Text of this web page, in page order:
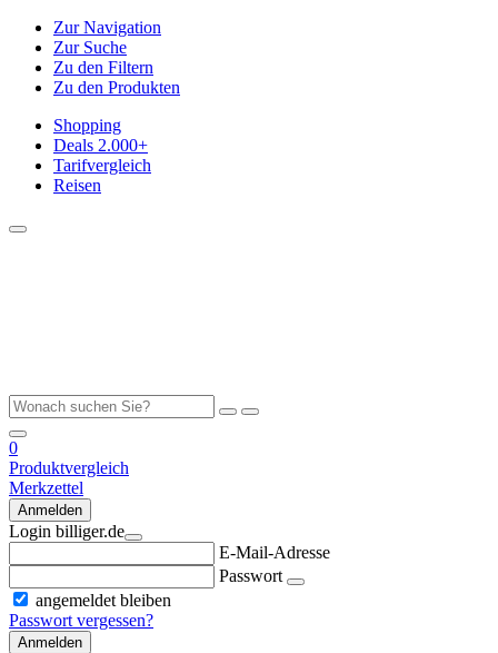
Zur Navigation
Zur Suche
Zu den Filtern
Zu den Produkten
Shopping
Deals 2.000+
Tarifvergleich
Reisen
0
Produktvergleich
Merkzettel
Anmelden
Login billiger.de
E-Mail-Adresse
Passwort
angemeldet bleiben
Passwort vergessen?
Anmelden